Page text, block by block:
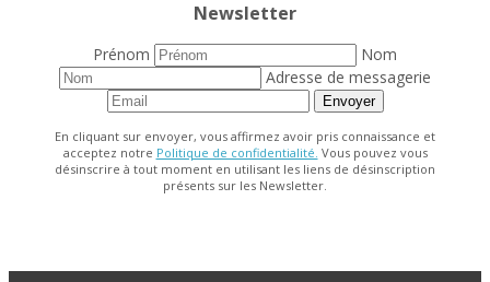
Newsletter
Prénom
Nom
Adresse de messagerie
Envoyer
En cliquant sur envoyer, vous affirmez avoir pris connaissance et
acceptez notre Politique de confidentialité. Vous pouvez vous
désinscrire à tout moment en utilisant les liens de désinscription
présents sur les Newsletter.